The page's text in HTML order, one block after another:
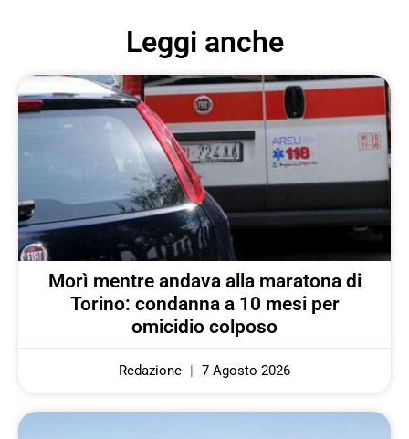
Leggi anche
Morì mentre andava alla maratona di
Torino: condanna a 10 mesi per
omicidio colposo
Redazione 7 Agosto 2026